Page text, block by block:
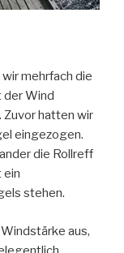
mehrfach die
der Wind
Zuvor hatten wir
eingezogen.
die Rollreff
ein
stehen.
aus,